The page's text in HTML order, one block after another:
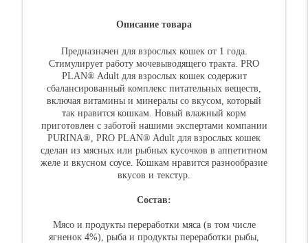
Описание товара
Предназначен для взрослых кошек от 1 года.
Стимулирует работу мочевыводящего тракта. PRO
PLAN® Adult для взрослых кошек содержит
сбалансированный комплекс питательных веществ,
включая витамины и минералы со вкусом, который
так нравится кошкам. Новый влажный корм
приготовлен с заботой нашими экспертами компании
PURINA®, PRO PLAN® Adult для взрослых кошек
сделан из мясных или рыбных кусочков в аппетитном
желе и вкусном соусе. Кошкам нравится разнообразие
вкусов и текстур.
Состав:
Мясо и продукты переработки мяса (в том числе
ягненок 4%), рыба и продукты переработки рыбы,